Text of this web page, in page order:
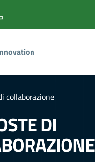
collaborazione
DI